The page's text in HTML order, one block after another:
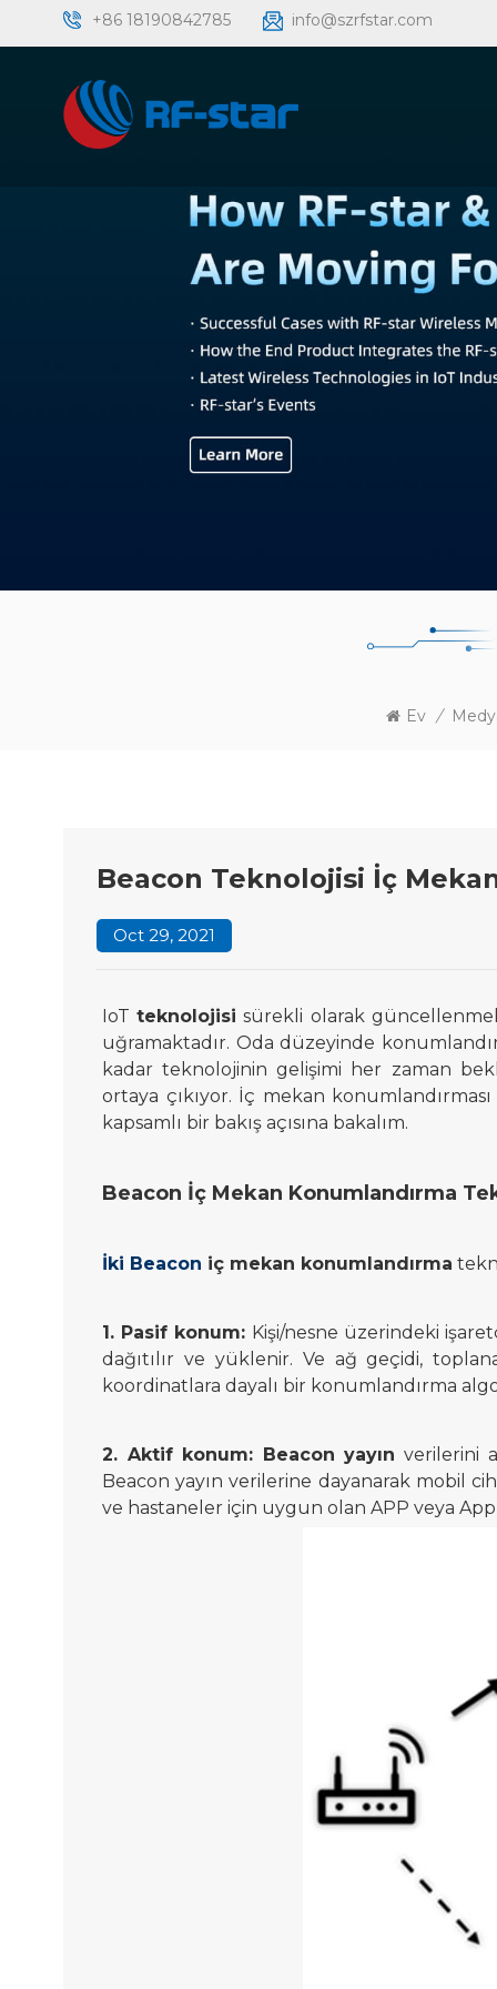
+86 18190842785 info@szrfstar.com
Ev /
Beacon Teknolojisi İç
Oct 29, 2021
IoTteknolojisi sürekli olarak
uğramaktadır. Oda düzeyinde
kadar teknolojinin gelişimi her zaman
ortaya çıkıyor. İç mekan
kapsamlı bir bakış açısına bakalım.
Beacon İç Mekan Konumlandırma
İki Beacon iç mekan konumlandırma
1. Pasif konum: Kişi/nesne üzerindeki
dağıtılır ve yüklenir. Ve ağ geçidi,
koordinatlara dayalı bir konumlandırma
2. Aktif konum: Beacon yayın verilerini
Beacon yayın verilerine dayanarak mobil
ve hastaneler için uygun olan APP veya